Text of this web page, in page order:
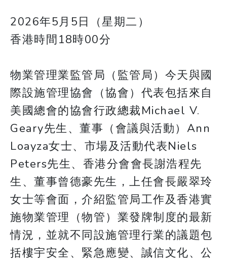
2026年5月5日（星期二）
香港時間18時00分
物業管理業監管局（監管局）今天與國
際設施管理協會（協會）代表包括來自
美國總會的協會行政總裁Michael V.
Geary先生、董事（會議與活動）Ann
Loayza女士、市場及活動代表Niels
Peters先生、香港分會會長謝浩程先
生、董事曾德豪先生，上任會長嚴翠玲
女士等會面，介紹監管局工作及香港實
施物業管理（物管）業發牌制度的最新
情況，並就不同設施管理行業的議題包
括樓宇安全、緊急應變、誠信文化、公